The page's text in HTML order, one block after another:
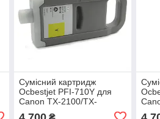
Сумісний картридж
Ocbestjet PFI-710Y для
Canon TX-2100/TX-
3100/TX-4100, Yellow, 700